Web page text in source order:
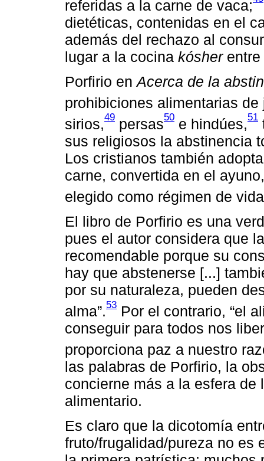
referidas a la carne de vaca;
dietéticas, contenidas en el
además del rechazo al
lugar a la cocina kósherentre
Porfirio enAcerca de la
prohibiciones alimentarias de
sirios,49 persas50 e hindúes,51
sus religiosos la abstinencia
Los cristianos también
carne, convertida en el
elegido como régimen de
El libro de Porfirio es una
pues el autor considera que
recomendable porque su
hay que abstenerse [...]
por su naturaleza, pueden
alma”.53 Por el contrario, “el
conseguir para todos nos
proporciona paz a nuestro
las palabras de Porfirio, la
concierne más a la esfera
alimentario.
Es claro que la dicotomía
fruto/frugalidad/pureza no es